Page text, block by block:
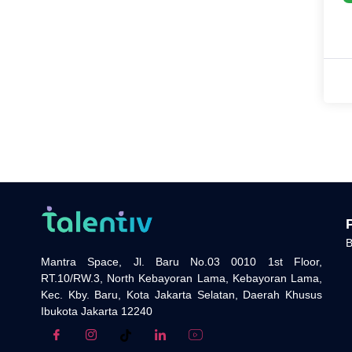
Mantra Space, Jl. Baru No.03 0010 1st Floor,
RT.10/RW.3, North Kebayoran Lama, Kebayoran Lama,
Kec. Kby. Baru, Kota Jakarta Selatan, Daerah Khusus
Ibukota Jakarta 12240